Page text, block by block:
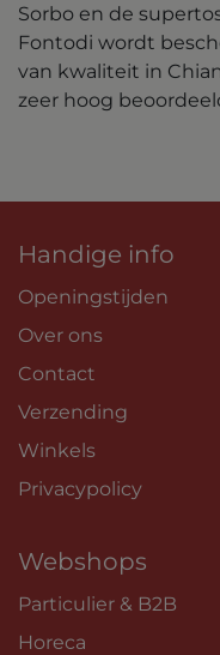
Sorbo en de
Fontodi wordt
van kwaliteit in
zeer hoog
Handige info
Openingstijden
Over ons
Contact
Verzending
Winkels
Privacypolicy
Webshops
Particulier & B2B
Horeca